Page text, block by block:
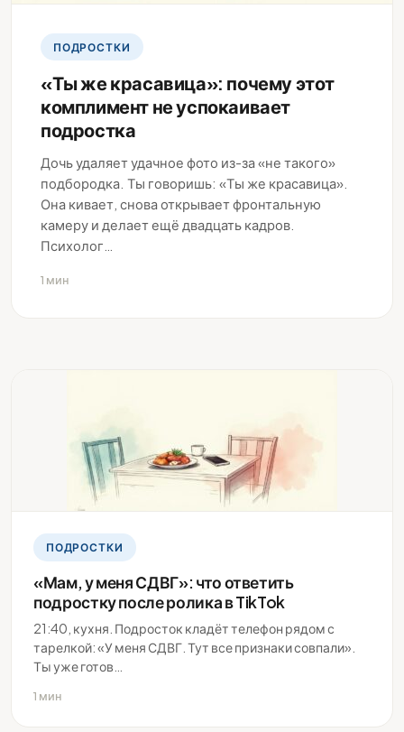
ПОДРОСТКИ
«Ты же красавица»: почему этот
комплимент не успокаивает
подростка
Дочь удаляет удачное фото из-за «не такого»
подбородка. Ты говоришь: «Ты же красавица».
Она кивает, снова открывает фронтальную
камеру и делает ещё двадцать кадров.
Психолог…
1 мин
ПОДРОСТКИ
«Мам, у меня СДВГ»: что ответить
подростку после ролика в TikTok
21:40, кухня. Подросток кладёт телефон рядом с
тарелкой: «У меня СДВГ. Тут все признаки совпали».
Ты уже готов…
1 мин